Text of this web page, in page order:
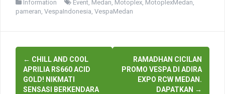
Information Event Medan Motoplex MotoplexMedan
pameran VespaIndonesia VespaMedan
Post
navigation
← CHILL AND COOL
APRILIA RS660 ACID
GOLD! NIKMATI
SENSASI BERKENDARA
RAMADHAN CICILAN
PROMO VESPA DI ADIRA
EXPO RCW MEDAN.
DAPATKAN →